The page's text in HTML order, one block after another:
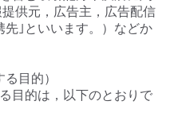
供元，広告主，広告配信
｣といいます。）などか
目的）
目的は，以下のとおりで